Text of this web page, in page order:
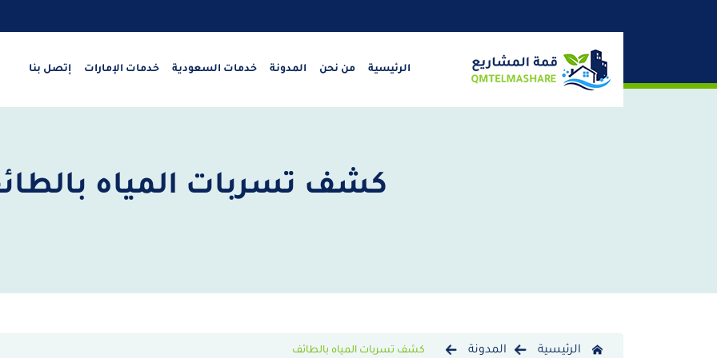
الرئيسية من نحن المدونة خدمات السعودية خدمات الإمارات إتصل بنا
كشف تسربات المياه
الرئيسية المدونة كشف تسربات المياه بالطائف